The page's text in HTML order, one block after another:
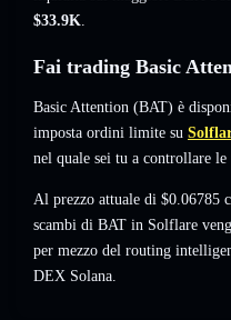
$33.9K.
Fai trading Basic
Basic Attention (BAT) è
imposta ordini limite su
nel quale sei tu a controllare
Al prezzo attuale di
scambi di BAT in Solflare
per mezzo del routing
DEX Solana.